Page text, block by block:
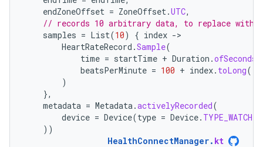
endZoneOffset = ZoneOffset.UTC,
// records 10 arbitrary data, to replace with
samples = List(10) { index -
HeartRateRecord .Sample(
time = startTime + Duration .ofSeconds
beatsPerMinute = 100 + index. toLong(),
)
},
metadata = Metadata.activelyRecorded(
device = Device(type = Device. TYPE_WATCH
))
HealthConnectManager. kt